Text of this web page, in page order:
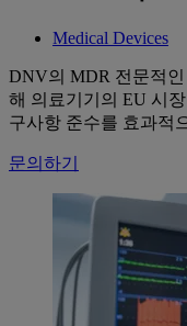
Medical Devices
DNV의 MDR 전문적
해 의료기기의 EU 시
구사항 준수를 효과적
문의하기